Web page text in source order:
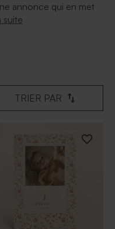
annonce qui en met
suite
TRIER PAR